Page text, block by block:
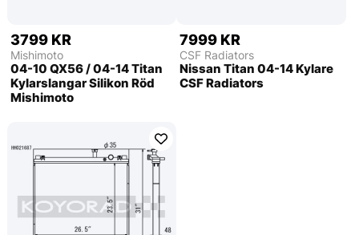
3799 KR
Mishimoto
04-10 QX56 / 04-14 Titan
Kylarslangar Silikon Röd
Mishimoto
7999 KR
CSF Radiators
Nissan Titan 04-14 Kylare
CSF Radiators